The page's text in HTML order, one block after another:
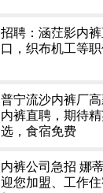
招聘：涵茳影内
口，织布机工等
普宁流沙内裤厂
内裤直聘，期待
选，食宿免费
内裤公司急招 娜
迎您加盟、工作